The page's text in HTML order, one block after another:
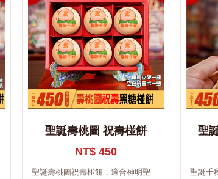
聖誕壽桃圖 祝壽椪餅
NT$ 450
聖誕壽桃圖祝壽椪餅，適合神明聖
聖
聖誕千